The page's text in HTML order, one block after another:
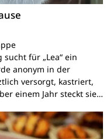
für „Lea“ ein
anonym in der
versorgt, kastriert,
einem Jahr steckt sie…